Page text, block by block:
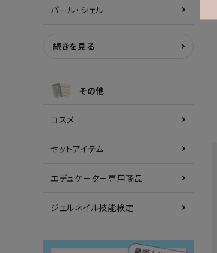
パール・シェル
続きを見る
その他
コスメ
セットアイテム
エデュケーター専用商品
ジェルネイル技能検定